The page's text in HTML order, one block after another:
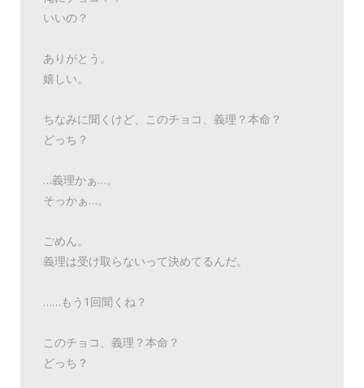
いいの？
ありがとう。
嬉しい。
ちなみに聞くけど、このチョコ、義理？本命？
どっち？
…義理かぁ…。
そっかぁ…。
ごめん。
義理は受け取らないって決めてるんだ。
……もう1回聞くね？
このチョコ、義理？本命？
どっち？